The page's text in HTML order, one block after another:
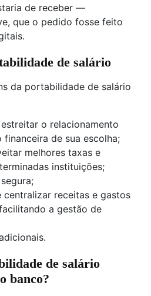
de receber —
que o pedido fosse feito
de salário
da portabilidade de salário
o relacionamento
de sua escolha;
melhores taxas e
instituições;
centralizar receitas e gastos
a gestão de
de salário
banco?